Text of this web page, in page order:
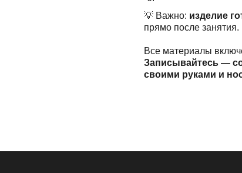
💡 Важно: изделие
прямо после занятия.
Все материалы
Записывайтесь —
своими руками и